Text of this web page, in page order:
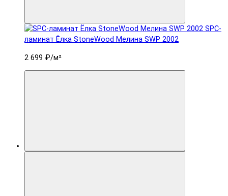
SPC-
ламинат Ëлка StoneWood Мелина SWP 2002
2 699 ₽/м²